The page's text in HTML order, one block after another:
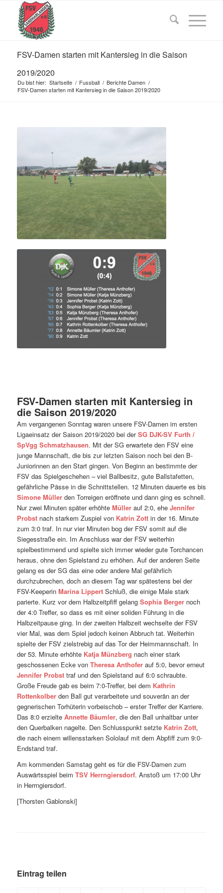
FSV-Damen starten mit Kantersieg in die Saison
2019/2020
Du bist hier: Startseite / Fussball / Berichte Damen /
FSV-Damen starten mit Kantersieg in die Saison 2019/2020
FSV-Damen starten mit Kantersieg in
die Saison 2019/2020
Am vergangenen Sonntag waren unsere FSV-Damen im ersten
Ligaeinsatz der Saison 2019/2020 bei derSG DJK-SV Furth /
SpVgg Schmatzhausen. Mit der SG erwartete den FSV eine
junge Mannschaft, die bis zur letzten Saison noch bei den B-
Juniorinnen an den Start gingen. Von Beginn an bestimmte der
FSV das Spielgeschehen – viel Ballbesitz, gute Ballstafetten,
gefährliche Pässe in die Schnittstellen. 12 Minuten dauerte es bis
Simone Müllerden Torreigen eröffnete und dann ging es schnell.
Nur zwei Minuten später erhöhte Müllerauf 2:0, ehe Jennifer
Probstnach starkem Zuspiel von Katrin Zottin der 16. Minute
zum 3:0 traf. In nur vier Minuten bog der FSV somit auf die
Siegesstraße ein. Im Anschluss war der FSV weiterhin
spielbestimmend und spielte sich immer wieder gute Torchancen
heraus, ohne den Spielstand zu erhöhen. Auf der anderen Seite
gelang es der SG das eine oder andere Mal gefährlich
durchzubrechen, doch an diesem Tag war spätestens bei der
FSV-Keeperin Marina LippertSchluß, die einige Male stark
parierte. Kurz vor dem Halbzeitpfiff gelang Sophia Bergernoch
der 4:0 Treffer, so dass es mit einer soliden Führung in die
Halbzeitpause ging. In der zweiten Halbzeit wechselte der FSV
vier Mal, was dem Spiel jedoch keinen Abbruch tat. Weiterhin
spielte der FSV zielstrebig auf das Tor der Heimmannschaft. In
der 53. Minute erhöhte Katja Münzberg nach einer stark
geschossenen Ecke von Theresa Anthoferauf 5:0, bevor erneut
Jennifer Probsttraf und den Spielstand auf 6:0 schraubte.
Große Freude gab es beim 7:0-Treffer, bei dem Kathrin
Rottenkolberden Ball gut verarbeitete und souverän an der
gegnerischen Torhüterin vorbeischob – erster Treffer der Karriere.
Das 8:0 erzielte Annette Bäumler, die den Ball unhaltbar unter
den Querbalken nagelte. Den Schlusspunkt setzte Katrin Zott,
die nach einem willensstarken Sololauf mit dem Abpfiff zum 9:0-
Endstand traf.
Am kommenden Samstag geht es für die FSV-Damen zum
Auswärtsspiel beim TSV Herrngiersdorf. Anstoß um 17:00 Uhr
in Herrngiersdorf.
[Thorsten Gablonski]
Eintrag teilen